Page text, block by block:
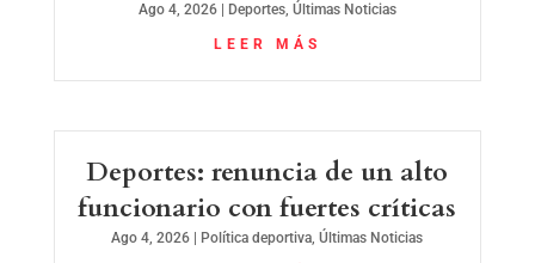
Ago 4, 2026| Deportes, Últimas Noticias
LEER MÁS
Deportes: renuncia de un alto
funcionario con fuertes críticas
Ago 4, 2026 Política deportiva,Últimas Noticias